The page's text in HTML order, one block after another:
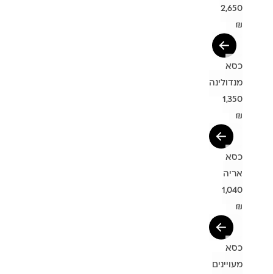
2,650
₪
כסא
מנדולינה
1,350
₪
כסא
אריה
1,040
₪
כסא
מעויינים